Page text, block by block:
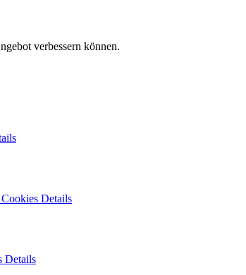
verbessern können.
Details
Details